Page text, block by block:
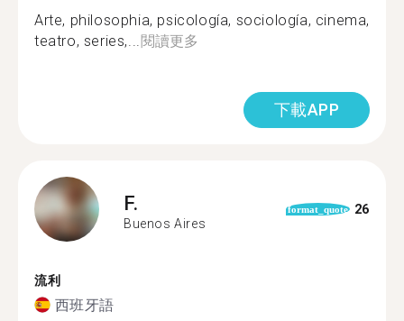
Arte, philosophia, psicología, sociología, cinema,
teatro, series,...閱讀更多
下載APP
F.
Buenos Aires
format_quote 26
流利
西班牙語